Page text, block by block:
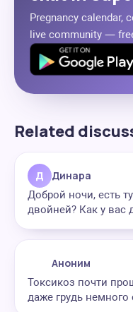
Pregnancy calendar,
live community —
Related
Д Динара
Доброй ночи, есть
двойней? Как у вас
Аноним
Токсикоз почти
даже грудь немного